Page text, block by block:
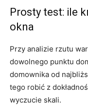
Prosty test: ile
okna
Przy analizie rzutu
dowolnego punktu
domownika od
tego robić z
wyczucie skali.